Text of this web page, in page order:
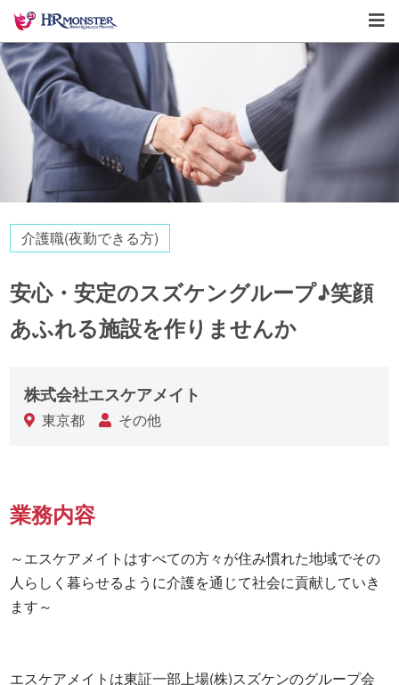
介護職(夜勤できる方)
安心・安定のスズケングループ♪笑顔
あふれる施設を作りませんか
株式会社エスケアメイト
東京都 その他
業務内容
～エスケアメイトはすべての方々が住み慣れた地域でその
人らしく暮らせるように介護を通じて社会に貢献していき
ます～
エスケアメイトは東証一部上場(株)スズケンのグループ会